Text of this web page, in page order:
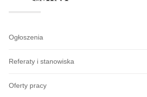
Ogłoszenia
Referaty i stanowiska
Oferty pracy